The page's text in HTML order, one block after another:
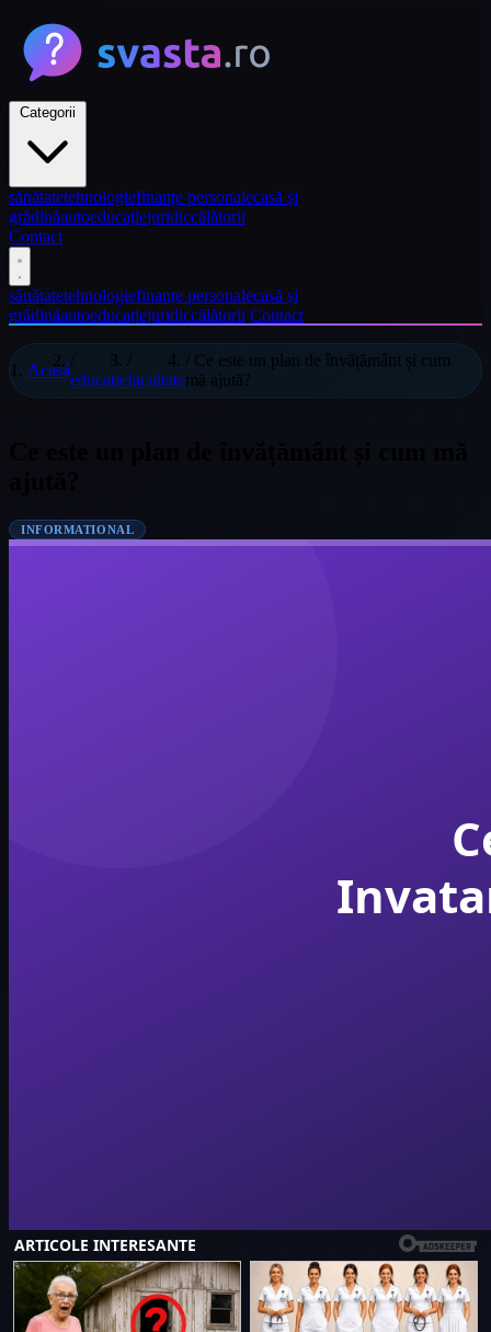
sănătatetehnologiefinanțe personalecasă și
grădinăautoeducațiejuridiccălătorii
Contact
sănătatetehnologiefinanțe personalecasă și
grădinăautoeducațiejuridiccălătorii Contact
Acasă
educațiefacultate
/ Ce este un plan de învățământ și cum
mă ajută?
INFORMATIONAL